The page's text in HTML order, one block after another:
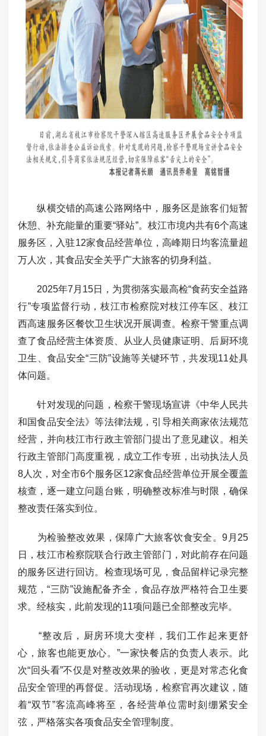
纵横交错的高速公路网络中，服务区是旅客们短暂
休憩、补充能量的重要“驿站”。枝江市境内共有6个高速
服务区，入驻12家食品经营单位，高峰期日均客流量超
万人次，其食品安全关乎广大旅客的切身利益。
2025年7月15日，为贯彻落实最高检“食药安全益路
行”专项监督行动，枝江市检察院对枝江停车区、枝江
西高速服务区餐饮卫生状况开展调查。检察干警重点调
查了食品经营主体资质、从业人员健康证明、后厨环境
卫生、食品安全“三防”设施等关键环节，共发现11处具
体问题。
针对发现的问题，检察干警现场宣讲《中华人民共
和国食品安全法》等法律法规，引导相关商家依法规范
经营，并向枝江市行政主管部门提出了意见建议。相关
行政主管部门高度重视，成立工作专班，出动执法人员
8人次，对全市6个服务区12家食品经营单位开展全覆盖
核查，逐一建立问题台账，明确整改标准与时限，确保
整改责任落实到位。
为检验整改效果，保障广大旅客饮食安全。9月25
日，枝江市检察院联合行政主管部门，对此前存在问题
的服务区进行回访。检查现场可见，食品留样记录完整
规范，“三防”设施配备齐全，食品存放严格符合卫生要
求。经核实，此前发现的11项问题已全部整改完毕。
“整改后，厨房环境大变样，我们工作起来更舒
心，旅客也能更放心。”一家快餐店的负责人表示。此
次“回头看”不仅是对整改效果的验收，更是对常态化食
品安全管理的再督促。活动现场，检察官再次建议，随
着“双节”客流高峰将至，各经营单位需时刻绷紧安全
弦，严格落实各项食品安全管理制度。